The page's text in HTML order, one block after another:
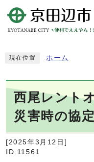
現在位置 ホーム
西尾レント
災害時の協
[2025年3月12日]
ID:11561